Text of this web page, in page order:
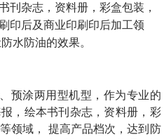
刊杂志，资料册，彩盒包装，
印后及商业印刷印后加工领
水防油的效果。
预涂两用型机型，作为专业的
，绘本书刊杂志，资料册，彩
领域，
提高产品档次，达到防